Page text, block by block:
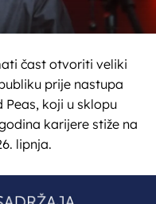
čast otvoriti veliki
prije nastupa
Peas, koji u sklopu
karijere stiže na
lipnja.